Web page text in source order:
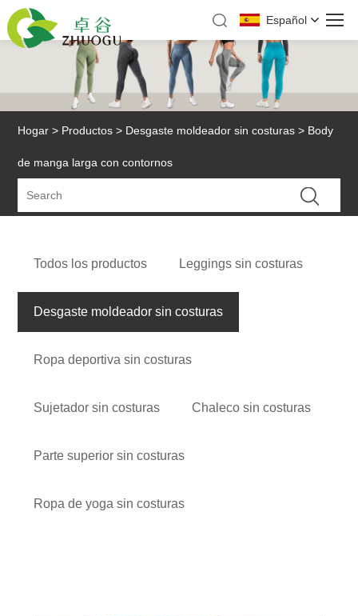
Español
Hogar > Productos > Desgaste moldeador sin costuras > Body
de manga larga con contornos
Todos los productos Leggings sin costuras
Desgaste moldeador sin costuras
Ropa deportiva sin costuras
Sujetador sin costuras Chaleco sin costuras
Parte superior sin costuras
Ropa de yoga sin costuras